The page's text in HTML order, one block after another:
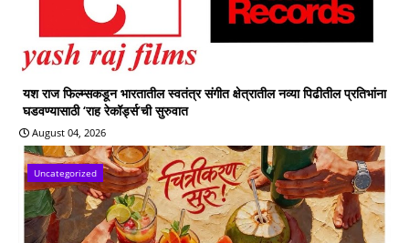
यश राज फिल्म्सकडून भारतातील स्वतंत्र संगीत क्षेत्रातील नव्या पिढीतील प्रतिभांना
घडवण्यासाठी ‘राह रेकॉर्ड्स’ची सुरुवात
August 04, 2026
Uncategorized